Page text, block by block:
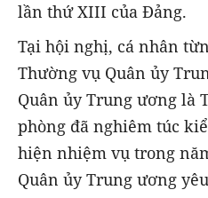
lần thứ XIII của Đảng.
Tại hội nghị, cá nhân
Thường vụ Quân ủy
Quân ủy Trung ương là
phòng đã nghiêm túc
hiện nhiệm vụ trong
Quân ủy Trung ương